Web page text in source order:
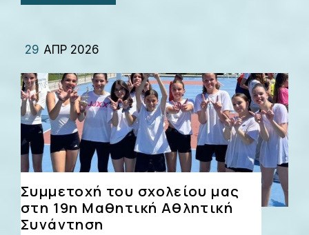
29 ΑΠΡ 2026
Συμμετοχή του σχολείου μας
στη 19η Μαθητική Αθλητική
Συνάντηση